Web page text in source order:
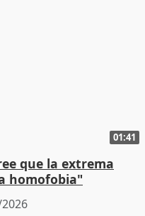
01:41
que la extrema
homofobia"